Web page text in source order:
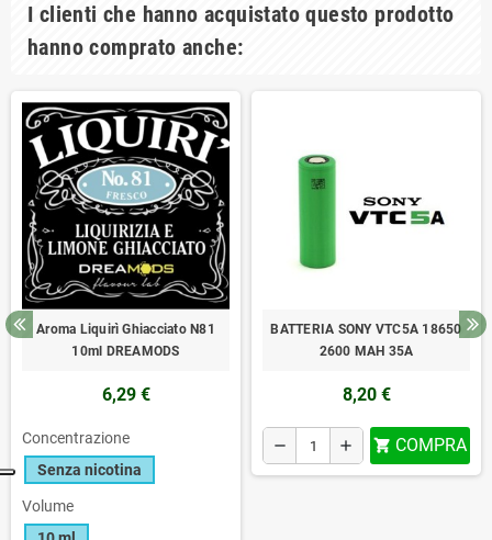
I clienti che hanno acquistato questo prodotto
hanno comprato anche:
Aroma Liquirì Ghiacciato N81
10ml DREAMODS
6,29 €
Concentrazione
Senza nicotina
Volume
BATTERIA SONY VTC5A 18650
2600 MAH 35A
8,20 €
remove add  COMPRA